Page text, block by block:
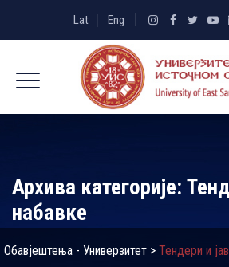
Lat Eng
Архива категорије:
набавке
Обавјештења - Универзитет > Тендери и